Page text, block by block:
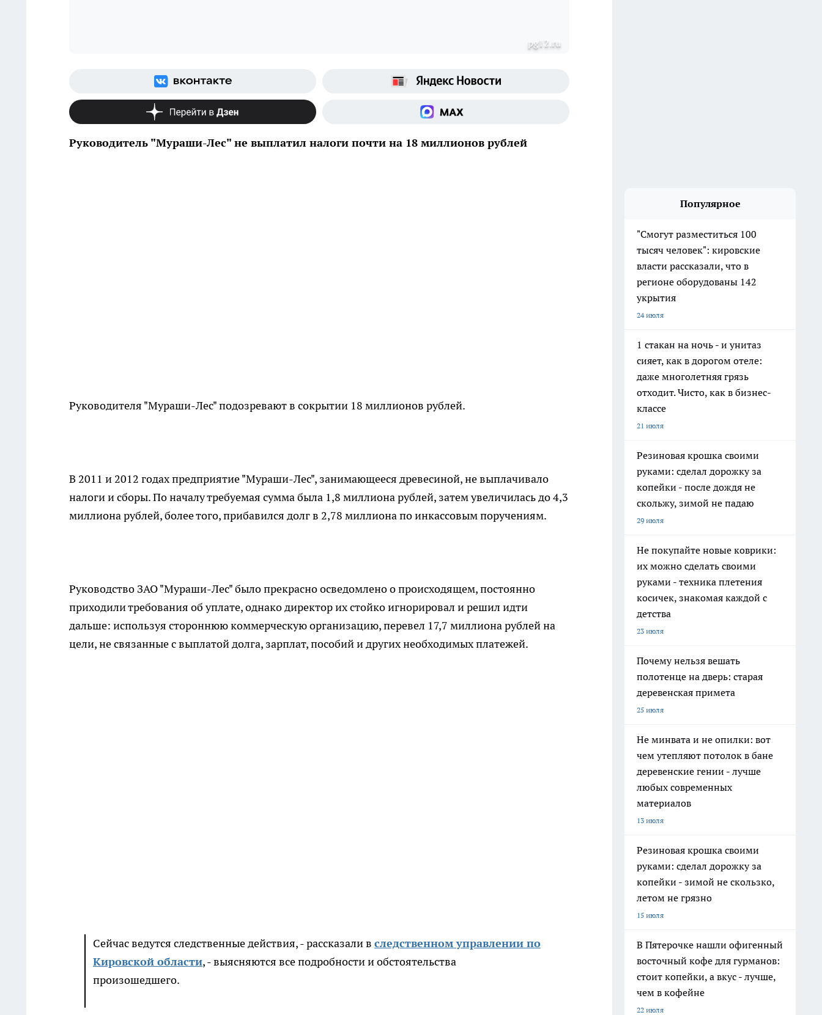
pg12.ru
Руководитель "Мураши-Лес" не выплатил налоги почти на 18 миллионов рублей
Руководителя "Мураши-Лес" подозревают в сокрытии 18 миллионов рублей.
В 2011 и 2012 годах предприятие "Мураши-Лес", занимающееся древесиной, не выплачивало
налоги и сборы. По началу требуемая сумма была 1,8 миллиона рублей, затем увеличилась до 4,3
миллиона рублей, более того, прибавился долг в 2,78 миллиона по инкассовым поручениям.
Руководство ЗАО "Мураши-Лес" было прекрасно осведомлено о происходящем, постоянно
приходили требования об уплате, однако директор их стойко игнорировал и решил идти
дальше: используя стороннюю коммерческую организацию, перевел 17,7 миллиона рублей на
цели, не связанные с выплатой долга, зарплат, пособий и других необходимых платежей.
Сейчас ведутся следственные действия, - рассказали в следственном управлении по
Кировской области, - выясняются все подробности и обстоятельства
произошедшего.
Популярное
"Смогут разместиться 100
тысяч человек": кировские
власти рассказали, что в
регионе оборудованы 142
укрытия
24 июля
1 стакан на ночь - и унитаз
сияет, как в дорогом отеле:
даже многолетняя грязь
отходит. Чисто, как в бизнес-
классе
21 июля
Резиновая крошка своими
руками: сделал дорожку за
копейки - после дождя не
скольжу, зимой не падаю
29 июля
Не покупайте новые коврики:
их можно сделать своими
руками - техника плетения
косичек, знакомая каждой с
детства
23 июля
Почему нельзя вешать
полотенце на дверь: старая
деревенская примета
25 июля
Не минвата и не опилки: вот
чем утепляют потолок в бане
деревенские гении - лучше
любых современных
материалов
13 июля
Резиновая крошка своими
руками: сделал дорожку за
копейки - зимой не скользко,
летом не грязно
15 июля
В Пятерочке нашли офигенный
восточный кофе для гурманов:
стоит копейки, а вкус - лучше,
чем в кофейне
22 июля